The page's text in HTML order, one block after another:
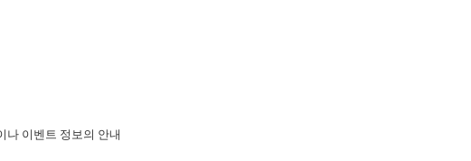
나 이벤트 정보의 안내